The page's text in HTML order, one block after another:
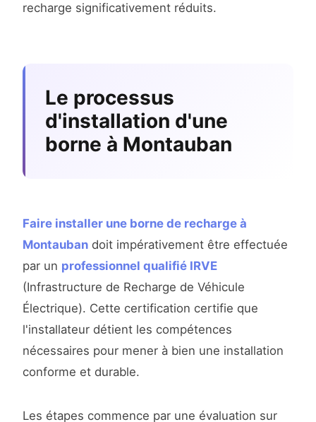
recharge significativement réduits.
Le processus
d'installation d'une
borne à Montauban
Faire installer une borne de recharge à
Montauban doit impérativement être effectuée
par un professionnel qualifié IRVE
(Infrastructure de Recharge de Véhicule
Électrique). Cette certification certifie que
l'installateur détient les compétences
nécessaires pour mener à bien une installation
conforme et durable.
Les étapes commence par une évaluation sur